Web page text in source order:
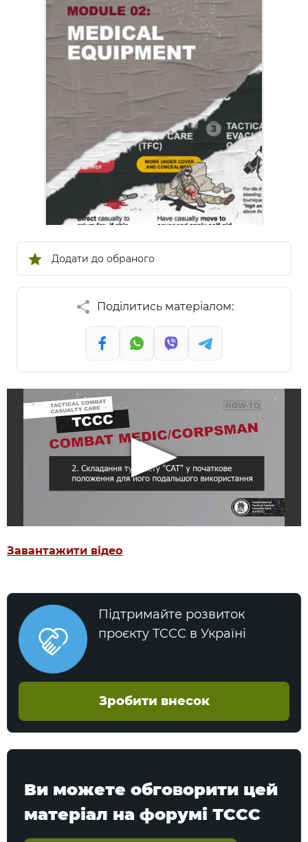
Додати до обраного
Поділитись матеріалом:
Завантажити відео
Підтримайте розвиток
проєкту TCCC в Україні
Зробити внесок
Ви можете обговорити цей
матеріал на форумі ТССС